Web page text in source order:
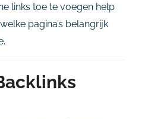
links toe te voegen help
welke pagina’s belangrijk